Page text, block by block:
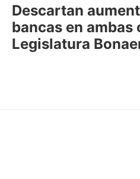
Descartan
bancas en ambas
Legislatura